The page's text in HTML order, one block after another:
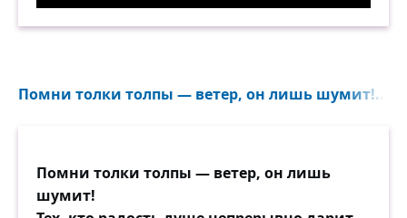
Помни толки толпы — ветер, он лишь шумит!..
Помни толки толпы — ветер, он лишь
шумит!